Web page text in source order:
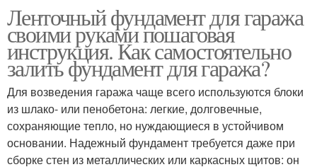
Ленточный фундамент для гаража
своими руками пошаговая
инструкция. Как самостоятельно
залить фундамент для гаража?
Для возведения гаража чаще всего используются блоки
из шлако- или пенобетона: легкие, долговечные,
сохраняющие тепло, но нуждающиеся в устойчивом
основании. Надежный фундамент требуется даже при
сборке стен из металлических или каркасных щитов: он